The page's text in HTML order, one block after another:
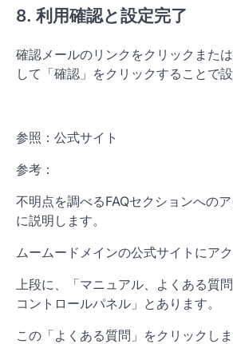
8. 利用確認と設定完了
確認メールのリンクをクリックまた
して「確認」をクリックすることで
参照：公式サイト
参考：
不明点を調べるFAQセクションへの
に説明します。
ムームードメインの公式サイトにアク
上段に、「マニュアル、よくある質
コントロールパネル」とあります。
この「よくある質問」をクリックしま